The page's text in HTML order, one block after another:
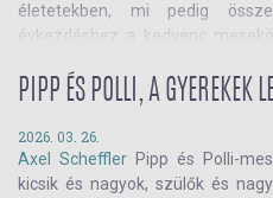
életetekben, mi pedig
évkezdéshez a kedvenc
PIPP ÉS POLLI, A GYEREKEK
2026. 03. 26.
Axel Scheffler Pipp és Polli-
kicsik és nagyok, szülők és